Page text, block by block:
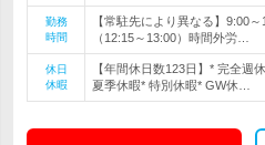
勤務
時間
【常駐先により異なる】
（12:15～13:00）時間外労…
休日
休暇
【年間休日数123日】* 完全週
夏季休暇* 特別休暇* GW休…